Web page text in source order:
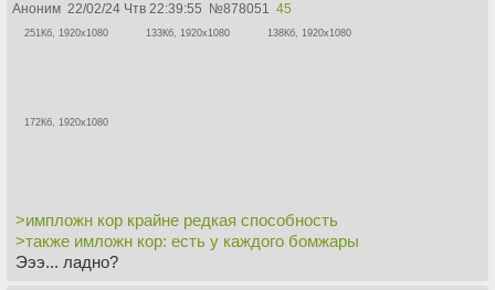
Аноним 22/02/24 Чтв 22:39:55 №878051 45
251Кб, 1920x1080 133Кб, 1920x1080 138Кб, 1920x1080
172Кб, 1920x1080
>импложн кор крайне редкая способность
>также имложн кор: есть у каждого бомжары
Эээ... ладно?